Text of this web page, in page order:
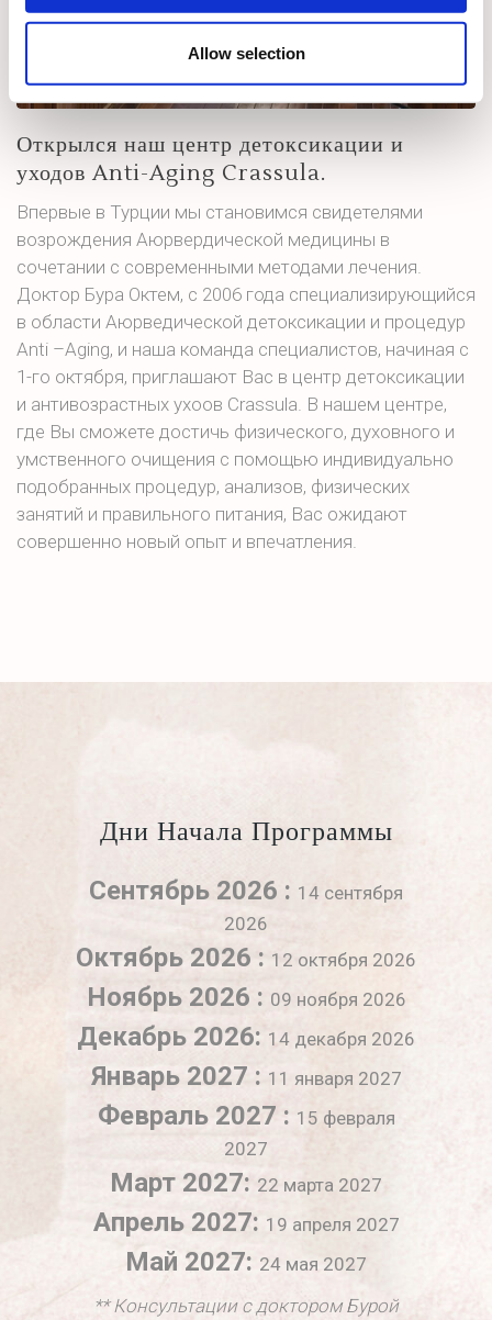
Allow selection
Открылся наш центр детоксикации и
уходов Anti-Aging Crassula.
Впервые в Турции мы становимся свидетелями
возрождения Аюрвердической медицины в
сочетании с современными методами лечения.
Доктор Бура Октем, с 2006 года специализирующийся
в области Аюрведической детоксикации и процедур
Anti –Aging, и наша команда специалистов, начиная с
1-го октября, приглашают Вас в центр детоксикации
и антивозрастных ухоов Crassula. В нашем центре,
где Вы сможете достичь физического, духовного и
умственного очищения с помощью индивидуально
подобранных процедур, анализов, физических
занятий и правильного питания, Вас ожидают
совершенно новый опыт и впечатления.
Дни Начала Программы
Сентябрь 2026 : 14 сентября
2026
Октябрь 2026 : 12 октября 2026
Ноябрь 2026 : 09 ноября 2026
Декабрь 2026: 14 декабря 2026
Январь 2027 : 11 января 2027
Февраль 2027 : 15 февраля
2027
Март 2027: 22 марта 2027
Апрель 2027: 19 апреля 2027
Май 2027: 24 мая 2027
** Консультации с доктором Бурой